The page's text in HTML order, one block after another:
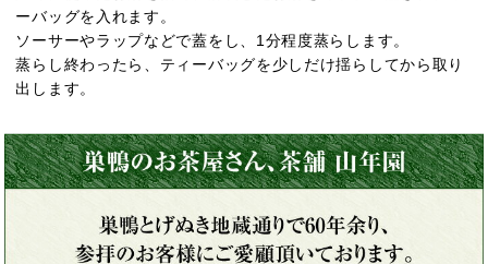
ーバッグを入れます。
ソーサーやラップなどで蓋をし、1分程度蒸らします。
蒸らし終わったら、ティーバッグを少しだけ揺らしてから取り
出します。